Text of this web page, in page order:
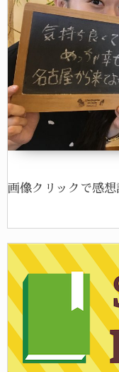
画像クリックで感想